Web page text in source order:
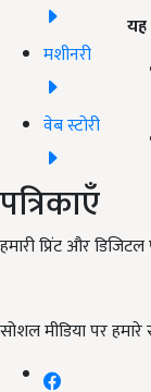
मशीनरी
वेब स्टोरी
पत्रिकाएँ
हमारी प्रिंट और
सोशल मीडिया पर
यह